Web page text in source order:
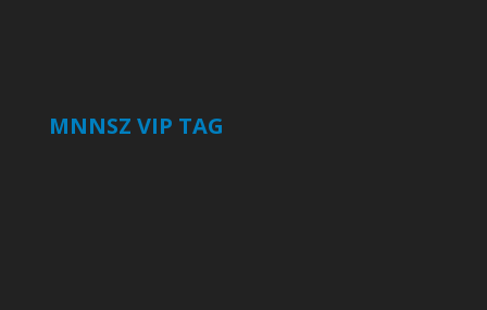
MNNSZ VIP TAG